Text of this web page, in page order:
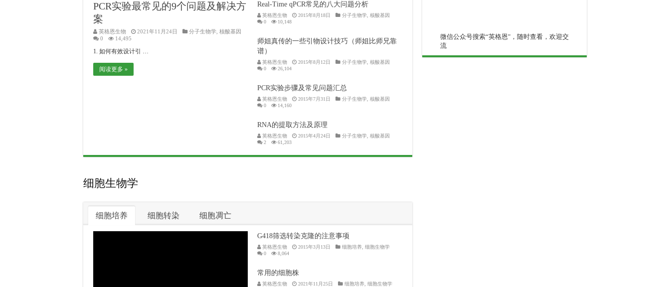
PCR实验最常见的9个问题及解决方
案
英格恩生物 2021年11月24日 分子生物学 核酸基因
0
14,495
1. 如何有效设计引 …
阅读更多 »
Real-Time qPCR常见的八大问题分析
英格恩生物 2015年8月18日 分子生物学, 核酸基因
0
10,148
师姐真传的一些引物设计技巧（师姐比师兄靠
谱）
英格恩生物 2015年8月12日 分子生物学, 核酸基因
0
26,104
PCR实验步骤及常见问题汇总
英格恩生物 2015年7月31日 分子生物学, 核酸基因
0
14,160
RNA的提取方法及原理
英格恩生物 2015年4月24日 分子生物学, 核酸基因
2
61,203
细胞生物学
细胞培养 细胞转染 细胞凋亡
G418筛选转染克隆的注意事项
英格恩生物 2015年3月13日 细胞培养, 细胞生物学
0
8,064
常用的细胞株
英格恩生物 2021年11月25日 细胞培养, 细胞生物学
微信公众号搜索“英格恩"，随时查看，欢迎交
流